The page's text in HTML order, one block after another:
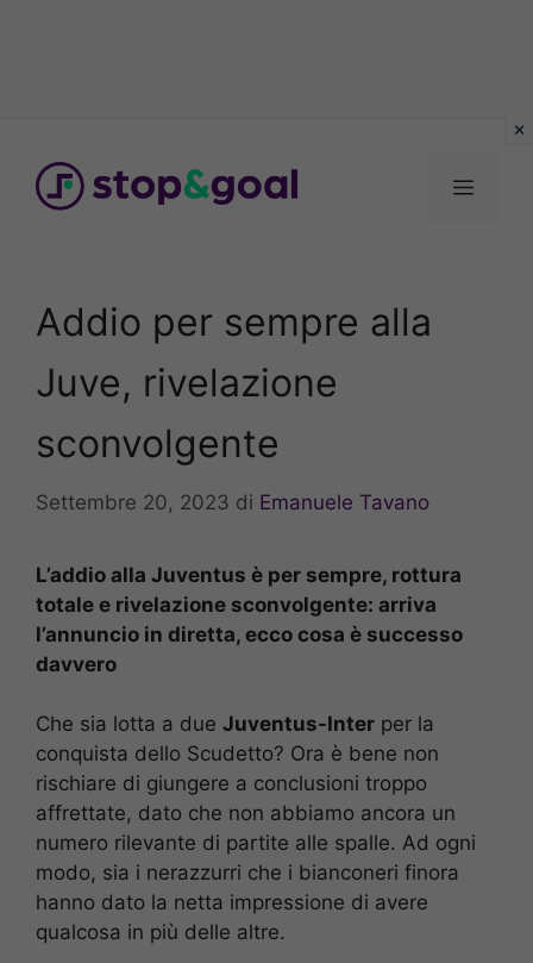
contenuto
Menu
Addio per sempre alla
Juve, rivelazione
sconvolgente
Settembre 20, 2023 di Emanuele Tavano
L’addio alla Juventus è per sempre, rottura
totale e rivelazione sconvolgente: arriva
l’annuncio in diretta, ecco cosa è successo
davvero
Che sia lotta a due Juventus-Inter per la
conquista dello Scudetto? Ora è bene non
rischiare di giungere a conclusioni troppo
affrettate, dato che non abbiamo ancora un
numero rilevante di partite alle spalle. Ad ogni
modo, sia i nerazzurri che i bianconeri finora
hanno dato la netta impressione di avere
qualcosa in più delle altre.